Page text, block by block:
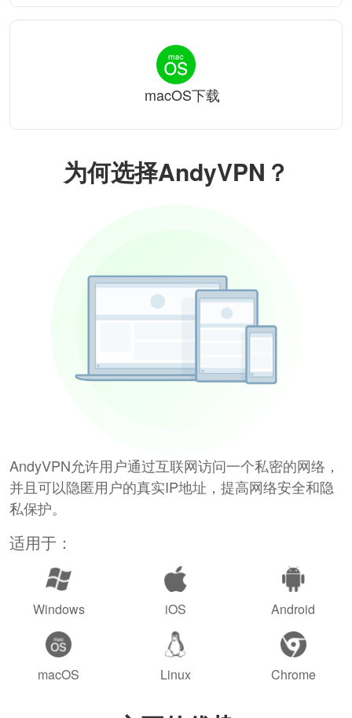
为何选择AndyVPN？
AndyVPN允许用户通过互联网访问一个私密的网络，
并且可以隐匿用户的真实IP地址，提高网络安全和隐
私保护。
适用于：
Windows iOS Android
macOS Linux Chrome
macOS下载